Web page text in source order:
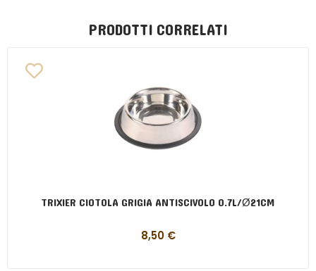
PRODOTTI CORRELATI
TRIXIER CIOTOLA GRIGIA ANTISCIVOLO 0.7L/Ø21CM
8,50 €